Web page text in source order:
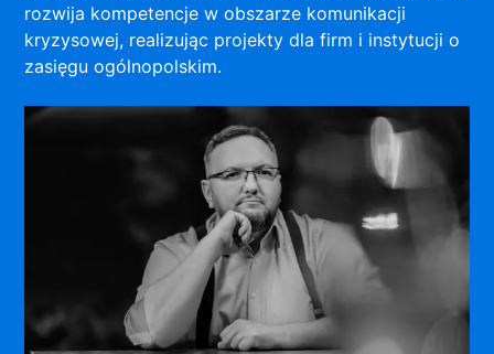
rozwija kompetencje w obszarze komunikacji
kryzysowej, realizując projekty dla firm i instytucji o
zasięgu ogólnopolskim.